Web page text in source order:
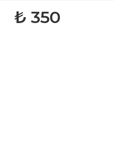
350 ₺